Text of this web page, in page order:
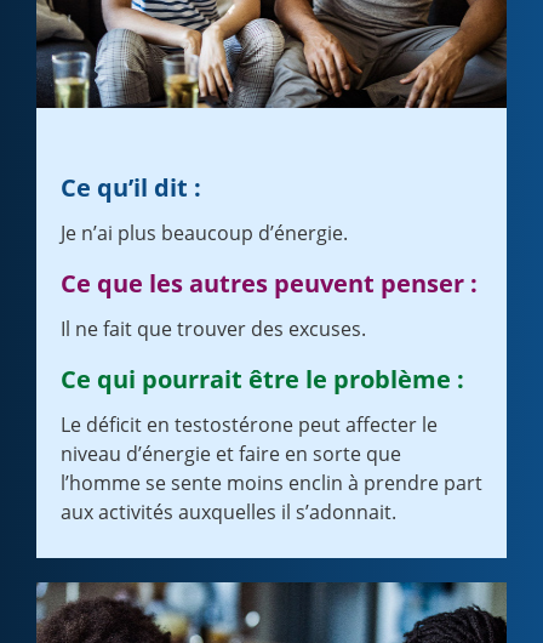
Ce qu’il dit :
Je n’ai plus beaucoup d’énergie.
Ce que les autres peuvent penser :
Il ne fait que trouver des excuses.
Ce qui pourrait être le problème :
Le déficit en testostérone peut affecter le
niveau d’énergie et faire en sorte que
l’homme se sente moins enclin à prendre part
aux activités auxquelles il s’adonnait.